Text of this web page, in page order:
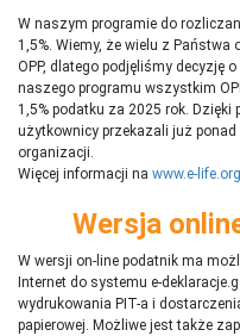
W naszym programie do
1,5%. Wiemy, że wielu z
OPP, dlatego podjęliśmy decyzję
naszego programu wszystkim
1,5% podatku za 2025 rok. Dzięki
użytkownicy przekazali już
organizacji.
Więcej informacji na www.e-
Wersja
W wersji on-line podatnik ma
Internet do systemu e-
wydrukowania PIT-a i
papierowej. Możliwe jest także